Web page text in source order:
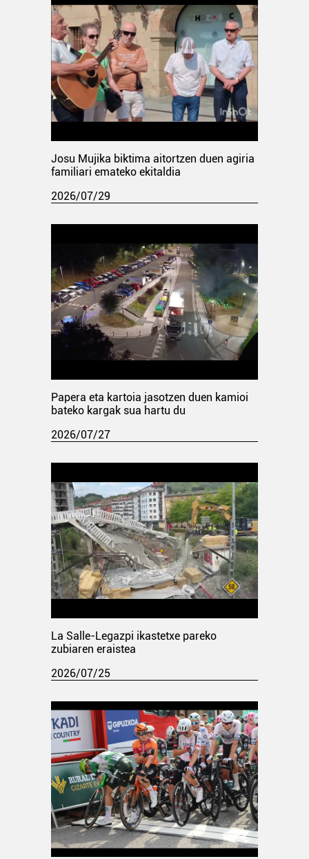
Josu Mujika biktima aitortzen duen agiria
familiari emateko ekitaldia
2026/07/29
Papera eta kartoia jasotzen duen kamioi
bateko kargak sua hartu du
2026/07/27
La Salle-Legazpi ikastetxe pareko
zubiaren eraistea
2026/07/25